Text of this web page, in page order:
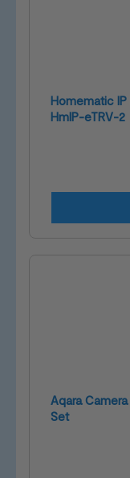
Homematic
HmIP-eTRV-2
Aqara
Set